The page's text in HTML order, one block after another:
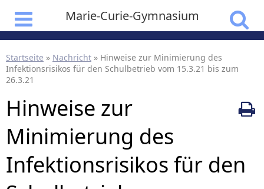
Marie-Curie-Gymnasium
Startseite » Nachricht » Hinweise zur Minimierung des
Infektionsrisikos für den Schulbetrieb vom 15.3.21 bis zum
26.3.21
Hinweise zur
Minimierung des
Infektionsrisikos für den